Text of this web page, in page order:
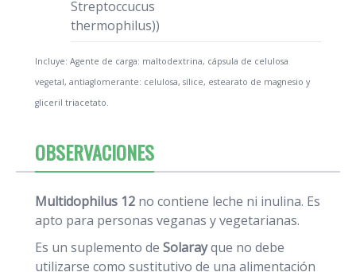
Streptoccucus
thermophilus))
Incluye: Agente de carga: maltodextrina, cápsula de celulosa
vegetal, antiaglomerante: celulosa, sílice, estearato de magnesio y
gliceril triacetato.
OBSERVACIONES
Multidophilus 12 no contiene leche ni inulina. Es
apto para personas veganas y vegetarianas.
Es un suplemento de Solarayque no debe
utilizarse como sustitutivo de una alimentación